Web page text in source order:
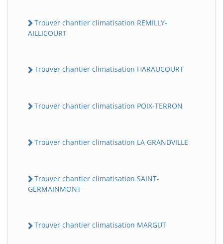
Trouver chantier climatisation REMILLY-
AILLICOURT
Trouver chantier climatisation HARAUCOURT
Trouver chantier climatisation POIX-TERRON
Trouver chantier climatisation LA GRANDVILLE
Trouver chantier climatisation SAINT-
GERMAINMONT
Trouver chantier climatisation MARGUT